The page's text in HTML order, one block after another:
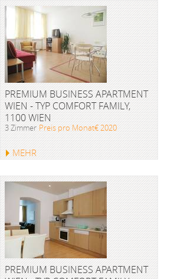
PREMIUM BUSINESS APARTMENT
WIEN - TYP COMFORT FAMILY,
1100 WIEN
3 Zimmer Preis pro Monat€ 2020
MEHR
PREMIUM BUSINESS APARTMENT